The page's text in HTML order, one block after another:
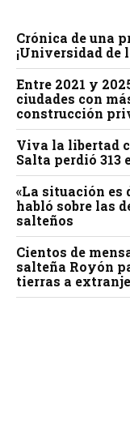
Crónica de una
¡Universidad de
Entre 2021 y
ciudades con
construcción
Viva la libertad
Salta perdió 313
«La situación es
habló sobre las
salteños
Cientos de
salteña Royón
tierras a